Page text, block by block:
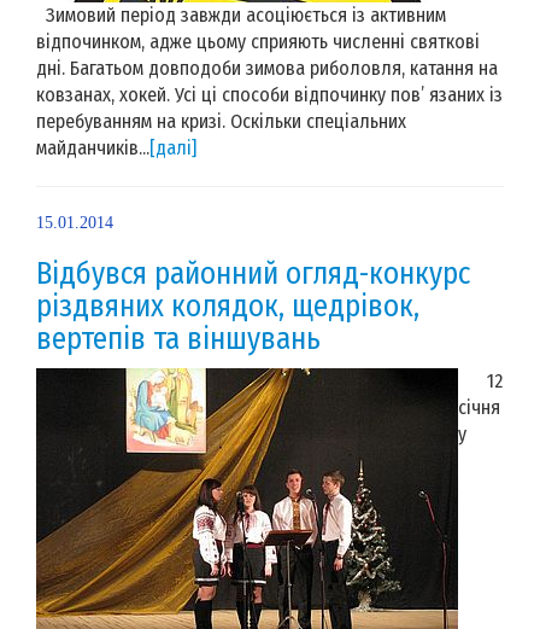
Зимовий період завжди асоціюється із активним
відпочинком, адже цьому сприяють численні святкові
дні. Багатьом довподоби зимова риболовля, катання на
ковзанах, хокей. Усі ці способи відпочинку пов’ язаних із
перебуванням на кризі. Оскільки спеціальних
майданчиків...[далі]
15.01.2014
Відбувся районний огляд-конкурс
різдвяних колядок, щедрівок,
вертепів та віншувань
12
січня
у